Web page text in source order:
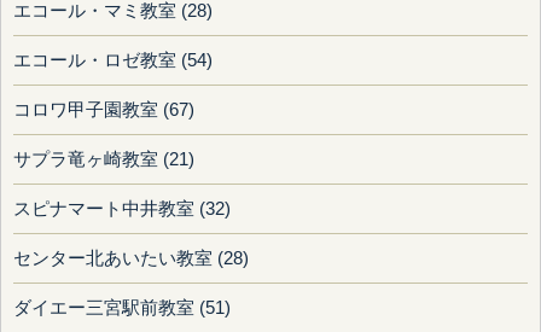
エコール・マミ教室 (28)
エコール・ロゼ教室 (54)
コロワ甲子園教室 (67)
サプラ竜ヶ崎教室 (21)
スピナマート中井教室 (32)
センター北あいたい教室 (28)
ダイエー三宮駅前教室 (51)